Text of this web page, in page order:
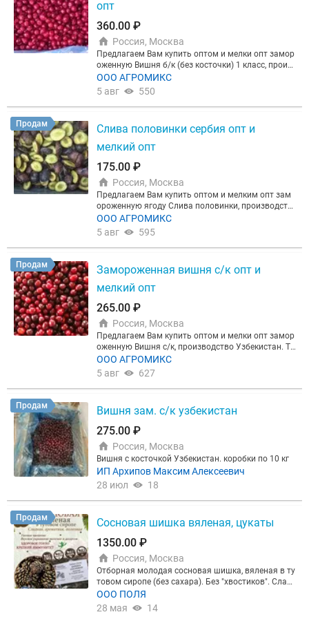
опт
360.00 ₽
Россия, Москва
Предлагаем Вам купить оптом и мелки опт замор
оженную Вишня б/к (без косточки) 1 класс, произ
водство Сербия. Гофрокороба массой нетто по 1
0 кг. Срок годности при минус 18С - 18 месяцев. Т
ООО АГРОМИКС
5 авг
550
Продам
Слива половинки сербия опт и
мелкий опт
175.00 ₽
Россия, Москва
Предлагаем Вам купить оптом и мелким опт зам
ороженную ягоду Слива половинки, производств
о Сербия. Срок годности при минус 18С - 18 меся
цев. Гофрокороба массой нетто по 10 кг.
ООО АГРОМИКС
5 авг
595
Продам
Замороженная вишня с/к опт и
мелкий опт
265.00 ₽
Россия, Москва
Предлагаем Вам купить оптом и мелки опт замор
оженную Вишня с/к, производство Узбекистан. То
вар в наличии на складе. Гофрокороба массой не
тто по 10 кг. Срок годности при минус 18С - 18 ме
ООО АГРОМИКС
5 авг
627
Продам
Вишня зам. с/к узбекистан
275.00 ₽
Россия, Москва
Вишня с косточкой Узбекистан. коробки по 10 кг
ИП Архипов Максим Алексеевич
28 июл
18
Продам
Сосновая шишка вяленая, цукаты
1350.00 ₽
Россия, Москва
Отборная молодая сосновая шишка, вяленая в ту
товом сиропе (без сахара). Без "хвостиков". Слад
кое, полезное лакомство. Мягкая, тает во рту. Тов
ар пользуется хорошим спросом у покупателей.
ООО ПОЛЯ
28 мая
14